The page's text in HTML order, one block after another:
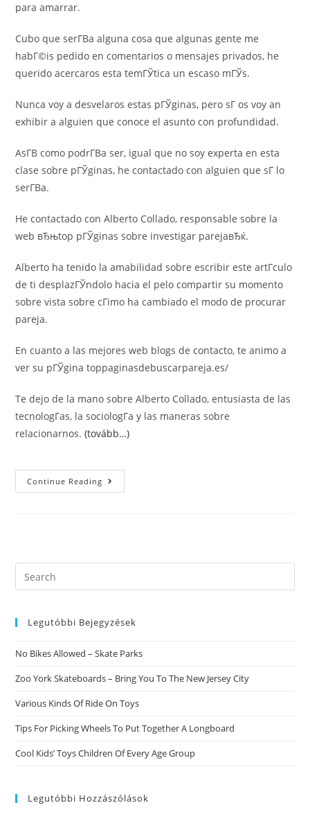
para amarrar.
Cubo que serГ­В­a alguna cosa que algunas gente me
habГ©is pedido en comentarios o mensajes privados, he
querido acercaros esta temГЎtica un escaso mГЎs.
Nunca voy a desvelaros estas pГЎginas, pero sГ­ os voy an
exhibir a alguien que conoce el asunto con profundidad.
AsГ­В­ como podrГ­В­a ser, igual que no soy experta en esta
clase sobre pГЎginas, he contactado con alguien que sГ­ lo
serГ­В­a.
He contactado con Alberto Collado, responsable sobre la
web вЂњtop pГЎginas sobre investigar parejaвЂќ.
Alberto ha tenido la amabilidad sobre escribir este artГ­culo
de ti desplazГЎndolo hacia el pelo compartir su momento
sobre vista sobre cГіmo ha cambiado el modo de procurar
pareja.
En cuanto a las mejores web blogs de contacto, te animo a
ver su pГЎgina toppaginasdebuscarpareja.es/
Te dejo de la mano sobre Alberto Collado, entusiasta de las
tecnologГ­as, la sociologГ­a y las maneras sobre
relacionarnos.(tovább…)
Continue Reading CГіmo
Ha
Search
this
Legutóbbi Bejegyzések
No Bikes Allowed – Skate Parks
Zoo York Skateboards – Bring You To The New Jersey City
Various Kinds Of Ride On Toys
Tips For Picking Wheels To Put Together A Longboard
Cool Kids’ Toys Children Of Every Age Group
Legutóbbi Hozzászólások